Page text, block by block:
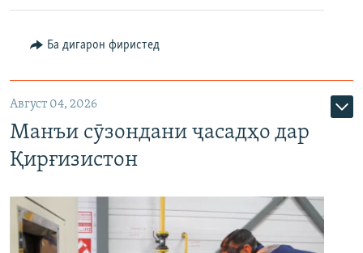
Ба дигарон фиристед
Август 04, 2026
Манъи сӯзондани ҷасадҳо дар
Қирғизистон